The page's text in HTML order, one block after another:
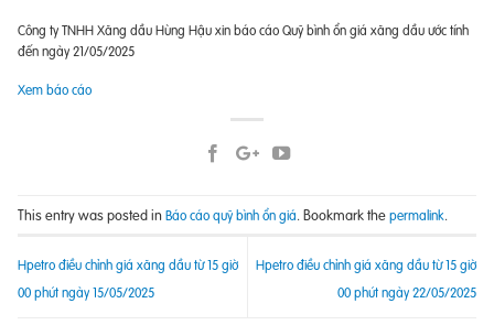
Công ty TNHH Xăng dầu Hùng Hậu xin báo cáo Quỹ bình ổn giá xăng dầu ước tính
đến ngày 21/05/2025
Xem báo cáo
This entry was posted inBáo cáo quỹ bình ổn giá. Bookmark thepermalink.
Hpetro điều chỉnh giá xăng dầu từ 15 giờ
00 phút ngày 15/05/2025
Hpetro điều chỉnh giá xăng dầu từ 15 giờ
00 phút ngày 22/05/2025